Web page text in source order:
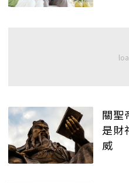
關聖
是財
威